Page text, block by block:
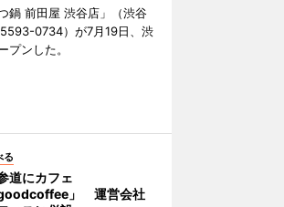
鍋 前田屋 渋谷店」（渋谷
0734）が7月19日、渋
プンした。
る
道にカフェ
goodcoffee」 運営会社